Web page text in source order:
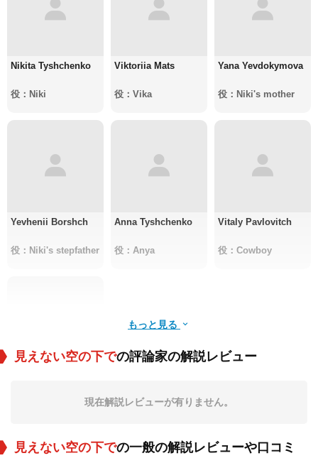
Nikita Tyshchenko
役：Niki
Viktoriia Mats
役：Vika
Yana Yevdokymova
役：Niki's mother
Yevhenii Borshch
役：Niki's stepfather
Anna Tyshchenko
役：Anya
Vitaly Pavlovitch
役：Cowboy
もっと見る
見えない空の下での評論家の解説レビュー
現在解説レビューが有りません。
見えない空の下での一般の解説レビューや口コミ